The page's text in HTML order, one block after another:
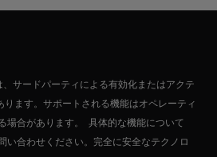
サードパーティによる有効化またはアクテ
ります。サポートされる機能はオペレーティ
場合があります。 具体的な機能について
い合わせください。完全に安全なテクノロ